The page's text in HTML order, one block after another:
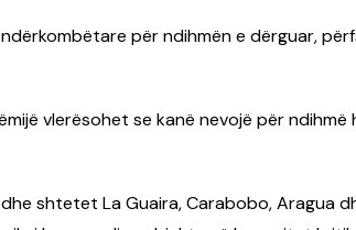
për ndihmën e dërguar,
vlerësohet se kanë nevojë për ndihmë
shtetet La Guaira, Carabobo, Aragua